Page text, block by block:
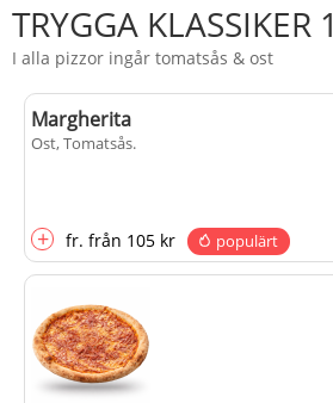
TRYGGA KLASSIKER 1
I alla pizzor ingår tomatsås & ost
Margherita
Ost, Tomatsås.
+ fr. från 105 kr populärt